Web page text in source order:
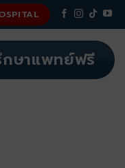
ษาแพทย์ฟรี